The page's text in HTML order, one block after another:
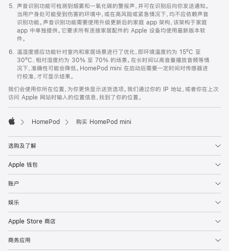
声音识别功能可检测到烟雾和一氧化碳的警报声，并可在识别后向你发送通知。
当用户身处可能受到伤害的环境中，或在高风险或紧急情况下，均不应依赖声音
识别功能。声音识别功能需要使用升级更新后的家庭 app 架构，该架构于家庭
app 中单独提供。它要求所有连接家居配件的 Apple 设备均使用最新版本软
件。
温湿度感应功能针对室内和家居场景进行了优化，即环境温度约为 15ºC 至
30ºC、相对湿度约为 30% 至 70% 的场景。在长时间以高音量播放音频等情
况下，准确性可能会降低。HomePod mini 在启动后需要一定时间对传感器进
行校准，才可显示结果。
我们会使用你所在位置，为你更快显示送货选项。我们通过你的 IP 地址，或者你在上次
访问 Apple 网站时输入的位置信息，找到了你的位置。
HomePod 购买 HomePod mini
选购及了解
Apple 钱包
账户
娱乐
Apple Store 商店
商务应用